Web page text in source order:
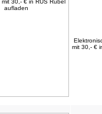
mit 30,- €